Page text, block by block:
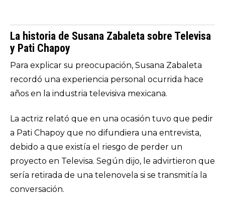
La historia de Susana Zabaleta sobre Televisa
y Pati Chapoy
Para explicar su preocupación, Susana Zabaleta
recordó una experiencia personal ocurrida hace
años en la industria televisiva mexicana.
La actriz relató que en una ocasión tuvo que pedir
a Pati Chapoy que no difundiera una entrevista,
debido a que existía el riesgo de perder un
proyecto en Televisa. Según dijo, le advirtieron que
sería retirada de una telenovela si se transmitía la
conversación.